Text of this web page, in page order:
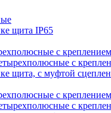
щита IP65
с
с
щита, с муфтой
с
с